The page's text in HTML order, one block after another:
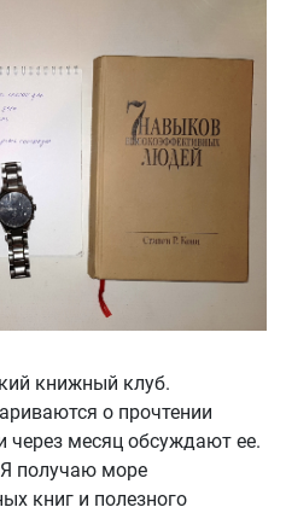
книжный клуб.
о прочтении
через месяц обсуждают ее.
получаю море
книг и полезного